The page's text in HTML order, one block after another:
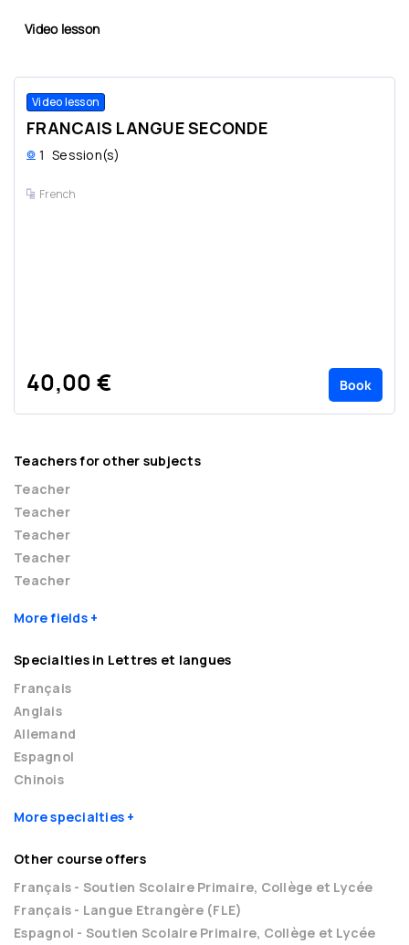
Video lesson
Video lesson
FRANCAIS LANGUE SECONDE
1 Session(s)
French
40,00 € Book
Teachers for other subjects
Teacher
Teacher
Teacher
Teacher
Teacher
More fields
Specialties in Lettres et langues
Français
Anglais
Allemand
Espagnol
Chinois
More specialties
Other course offers
Français - Soutien Scolaire Primaire, Collège et Lycée
Français - Langue Etrangère (FLE)
Espagnol - Soutien Scolaire Primaire, Collège et Lycée